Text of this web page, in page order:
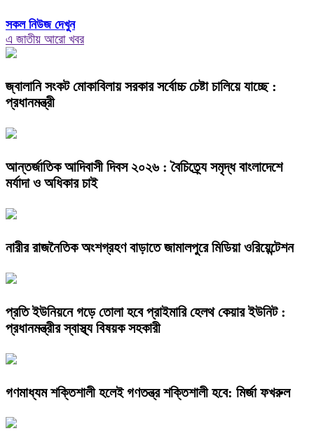
সকল নিউজ দেখুন
এ জাতীয় আরো খবর
জ্বালানি সংকট মোকাবিলায় সরকার সর্বোচ্চ চেষ্টা চালিয়ে যাচ্ছে :
প্রধানমন্ত্রী
আন্তর্জাতিক আদিবাসী দিবস ২০২৬ : বৈচিত্র্যে সমৃদ্ধ বাংলাদেশে
মর্যাদা ও অধিকার চাই
নারীর রাজনৈতিক অংশগ্রহণ বাড়াতে জামালপুরে মিডিয়া ওরিয়েন্টেশন
প্রতি ইউনিয়নে গড়ে তোলা হবে প্রাইমারি হেলথ কেয়ার ইউনিট :
প্রধানমন্ত্রীর স্বাস্থ্য বিষয়ক সহকারী
গণমাধ্যম শক্তিশালী হলেই গণতন্ত্র শক্তিশালী হবে: মির্জা ফখরুল